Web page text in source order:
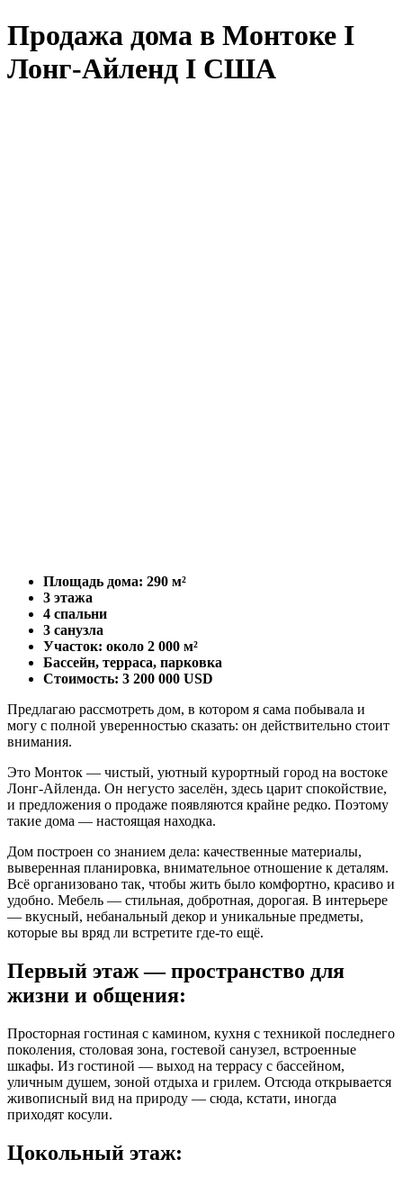
Продажа дома в Монтоке I
Лонг-Айленд I США
Площадь дома: 290 м²
3 этажа
4 спальни
3 санузла
Участок: около 2 000 м²
Бассейн, терраса, парковка
Стоимость: 3 200 000 USD
Предлагаю рассмотреть дом, в котором я сама побывала и
могу с полной уверенностью сказать: он действительно стоит
внимания.
Это Монток — чистый, уютный курортный город на востоке
Лонг-Айленда. Он негусто заселён, здесь царит спокойствие,
и предложения о продаже появляются крайне редко. Поэтому
такие дома — настоящая находка.
Дом построен со знанием дела: качественные материалы,
выверенная планировка, внимательное отношение к деталям.
Всё организовано так, чтобы жить было комфортно, красиво и
удобно. Мебель — стильная, добротная, дорогая. В интерьере
— вкусный, небанальный декор и уникальные предметы,
которые вы вряд ли встретите где-то ещё.
Первый этаж — пространство для
жизни и общения:
Просторная гостиная с камином, кухня с техникой последнего
поколения, столовая зона, гостевой санузел, встроенные
шкафы. Из гостиной — выход на террасу с бассейном,
уличным душем, зоной отдыха и грилем. Отсюда открывается
живописный вид на природу — сюда, кстати, иногда
приходят косули.
Цокольный этаж: